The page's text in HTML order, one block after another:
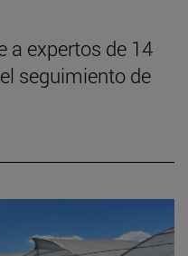
a expertos de 14
seguimiento de